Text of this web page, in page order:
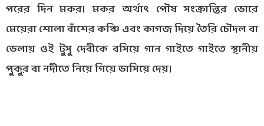
পরের দিন মকর। মকর অর্থাৎ পৌষ সংক্রান্তির ভোরে
মেয়েরা শোলা বাঁশের কঞ্চি এবং কাগজ দিয়ে তৈরি চৌদল বা
ভেলায় ওই টুসু দেবীকে বসিয়ে গান গাইতে গাইতে স্থানীয়
পুকুর বা নদীতে নিয়ে গিয়ে ভাসিয়ে দেয়।